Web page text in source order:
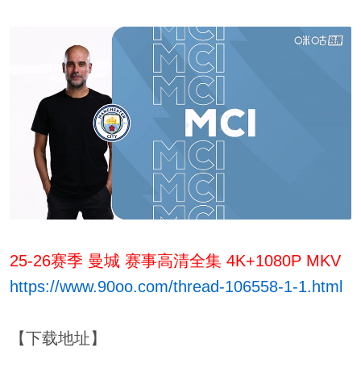
25-26赛季 曼城 赛事高清全集 4K+1080P MKV
https://www.90oo.com/thread-106558-1-1.html
【下载地址】